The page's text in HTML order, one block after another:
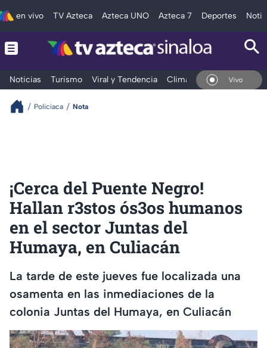
en vivo TV Azteca Azteca UNO Azteca 7 Deportes
Noticias Turismo Viral y Tendencia Clima Deportes
En Vivo
Policiaca Nota
¡Cerca del Puente Negro!
Hallan r3stos ós3os humanos
en el sector Juntas del
Humaya, en Culiacán
La tarde de este jueves fue localizada una
osamenta en las inmediaciones de la
colonia Juntas del Humaya, en Culiacán